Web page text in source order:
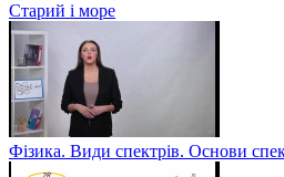
Старий і море
Фізика. Види спектрів. Основи